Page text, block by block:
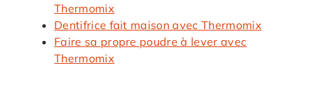
Thermomix
Dentifrice fait maison avec Thermomix
Faire sa propre poudre à lever avec
Thermomix